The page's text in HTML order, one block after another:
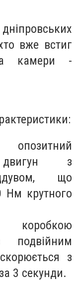
вже встиг
камери -
двигун з
що
Нм крутного
коробкою
з
3 секунди.